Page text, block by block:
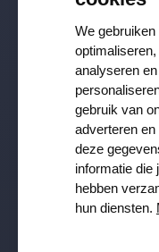
Facebook,
Instagram.
Ontvang onze
JA, ik wil de
met dePrivacy
We
analyseren
gebruik van
adverteren
deze
informatie die
hebben
hun diensten.